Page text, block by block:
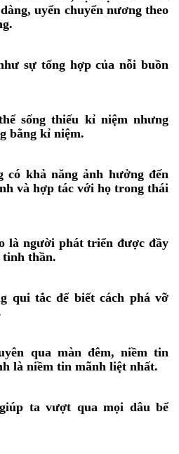
uyển chuyển nương theo
sự tổng hợp của nỗi buồn
sống thiếu kỉ niệm nhưng
bằng kỉ niệm.
có khả năng ảnh hưởng đến
và hợp tác với họ trong thái
là người phát triển được đầy
tinh thần.
qui tắc để biết cách phá vỡ
qua màn đêm, niềm tin
là niềm tin mãnh liệt nhất.
ta vượt qua mọi dâu bể